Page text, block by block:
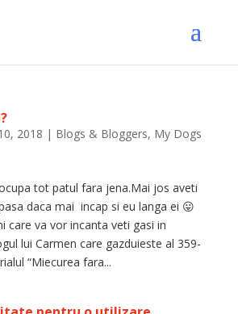
2018 | Blogs & Bloggers, My Dogs
tot patul fara jena.Mai jos aveti
daca mai incap si eu langa ei 😛
care va vor incanta veti gasi in
lui Carmen care gazduieste al 359-
“Miecurea fara...